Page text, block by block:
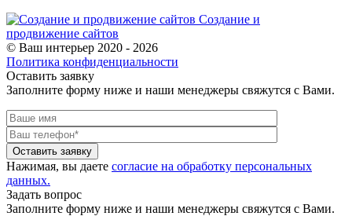
Создание и
продвижение сайтов
© Ваш интерьер 2020 - 2026
Политика конфиденциальности
Оставить заявку
Заполните форму ниже и наши менеджеры свяжутся с Вами.
Оставить заявку
Нажимая, вы даете согласие на обработку персональных
данных.
Задать вопрос
Заполните форму ниже и наши менеджеры свяжутся с Вами.